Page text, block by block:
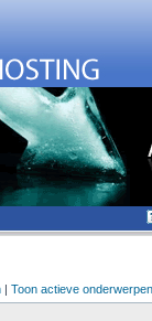
| Toon actieve onderwerpen